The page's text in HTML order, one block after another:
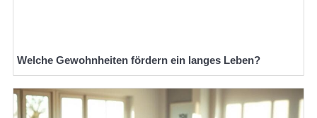
Welche Gewohnheiten fördern ein langes Leben?